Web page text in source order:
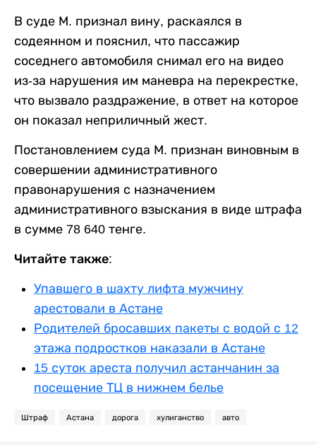
В суде М. признал вину, раскаялся в
содеянном и пояснил, что пассажир
соседнего автомобиля снимал его на видео
из-за нарушения им маневра на перекрестке,
что вызвало раздражение, в ответ на которое
он показал неприличный жест.
Постановлением суда М. признан виновным в
совершении административного
правонарушения с назначением
административного взыскания в виде штрафа
в сумме 78 640 тенге.
Читайте также:
Упавшего в шахту лифта мужчину
арестовали в Астане
Родителей бросавших пакеты с водой с 12
этажа подростков наказали в Астане
15 суток ареста получил астанчанин за
посещение ТЦ в нижнем белье
Штраф Астана дорога хулиганство авто